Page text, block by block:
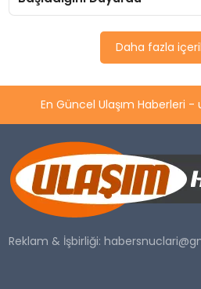
Daha fazla
En Güncel Ulaşım Haberleri
Reklam & İşbirliği: